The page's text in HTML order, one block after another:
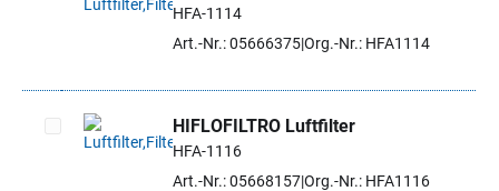
Artikel auswählen
HFA-1114
Art.-Nr.: 05666375Org.-Nr.: HFA1114
Artikel auswählen
HIFLOFILTRO Luftfilter
HFA-1116
Art.-Nr.: 05668157Org.-Nr.: HFA1116